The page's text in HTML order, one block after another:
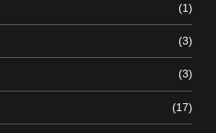
(1)
(3)
(3)
(17)